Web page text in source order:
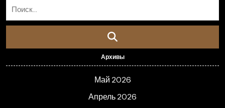
Архивы
Май 2026
Апрель 2026